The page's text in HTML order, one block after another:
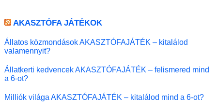
AKASZTÓFA JÁTÉKOK
Állatos közmondások AKASZTÓFAJÁTÉK – kitalálod
valamennyit?
Állatkerti kedvencek AKASZTÓFAJÁTÉK – felismered mind
a 6-ot?
Milliók világa AKASZTÓFAJÁTÉK – kitalálod mind a 6-ot?